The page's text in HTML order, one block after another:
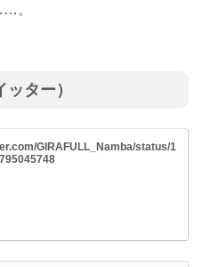
。
ター）
GIRAFULL_Namba/status/1